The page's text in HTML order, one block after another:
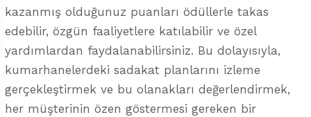
kazanmış olduğunuz puanları ödüllerle takas
edebilir, özgün faaliyetlere katılabilir ve özel
yardımlardan faydalanabilirsiniz. Bu dolayısıyla,
kumarhanelerdeki sadakat planlarını izleme
gerçekleştirmek ve bu olanakları değerlendirmek,
her müşterinin özen göstermesi gereken bir